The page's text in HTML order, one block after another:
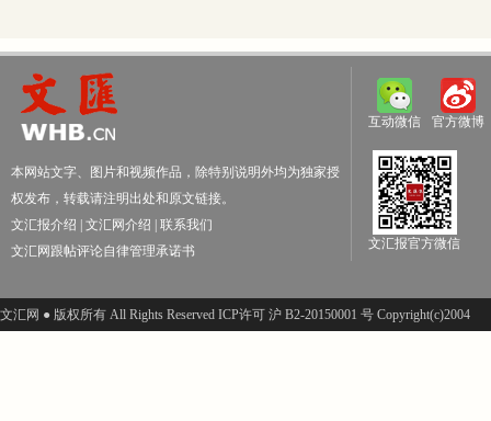
本网站文字、图片和视频作品，除特别说明外均为独家授
权发布，转载请注明出处和原文链接。
文汇报介绍
文汇网介绍
联系我们
文汇网跟帖评论自律管理承诺书
互动微信 官方微博
文汇报官方微信
文汇网 ● 版权所有 All Rights Reserved ICP许可 沪 B2-20150001 号 Copyright(c)2004